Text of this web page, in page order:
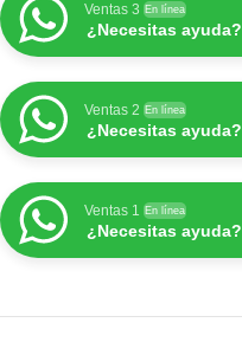
Ventas 3 En línea
¿Necesitas ayuda?
Ventas 2 En línea
¿Necesitas ayuda?
Ventas 1 En línea
¿Necesitas ayuda?